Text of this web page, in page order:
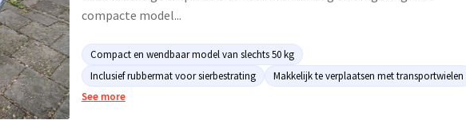
compacte model...
Compact en wendbaar model van slechts 50 kg
Inclusief rubbermat voor sierbestrating
Makkelijk te verplaatsen met transportwielen
See more